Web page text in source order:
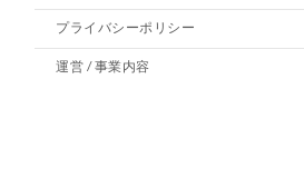
プライバシーポリシー
運営 / 事業内容